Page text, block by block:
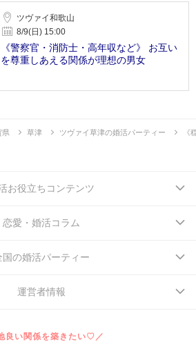
ツヴァイ和歌山
8/9(日) 15:00
《警察官・消防士・高年収など》 お互い
を尊重しあえる関係が理想の男女
県 草津 ツヴァイ草津の婚活パーティー 《
良い関係を築きたい♡／
お役立ちコンテンツ
恋愛・婚活コラム
国の婚活パーティー
運営者情報